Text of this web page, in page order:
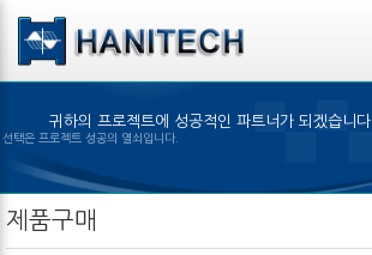
본문 바로가기
귀하의 프로젝트에 성공적인 파트너가 되겠습니다.
제품의 선택은 프로젝트 성공의 열쇠입니다.
제품구매